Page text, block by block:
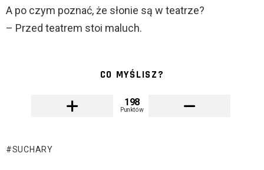
A po czym poznać, że słonie są w teatrze?
– Przed teatrem stoi maluch.
CO MYŚLISZ?
198
Punktów
SUCHARY